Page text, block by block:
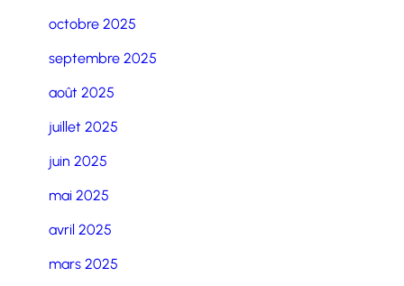
octobre 2025
septembre 2025
août 2025
juillet 2025
juin 2025
mai 2025
avril 2025
mars 2025